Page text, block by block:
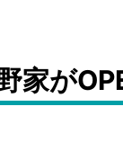
家が